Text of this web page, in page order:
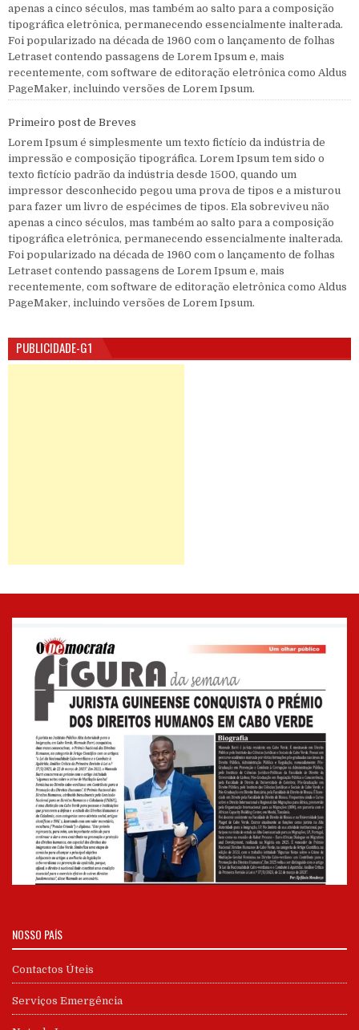
apenas a cinco séculos, mas também ao salto para a composição
tipográfica eletrônica, permanecendo essencialmente inalterada.
Foi popularizado na década de 1960 com o lançamento de folhas
Letraset contendo passagens de Lorem Ipsum e, mais
recentemente, com software de editoração eletrônica como Aldus
PageMaker, incluindo versões de Lorem Ipsum.
Primeiro post de Breves
Lorem Ipsum é simplesmente um texto fictício da indústria de
impressão e composição tipográfica. Lorem Ipsum tem sido o
texto fictício padrão da indústria desde 1500, quando um
impressor desconhecido pegou uma prova de tipos e a misturou
para fazer um livro de espécimes de tipos. Ela sobreviveu não
apenas a cinco séculos, mas também ao salto para a composição
tipográfica eletrônica, permanecendo essencialmente inalterada.
Foi popularizado na década de 1960 com o lançamento de folhas
Letraset contendo passagens de Lorem Ipsum e, mais
recentemente, com software de editoração eletrônica como Aldus
PageMaker, incluindo versões de Lorem Ipsum.
PUBLICIDADE-G1
NOSSO PAÍS
Contactos Úteis
Serviços Emergência